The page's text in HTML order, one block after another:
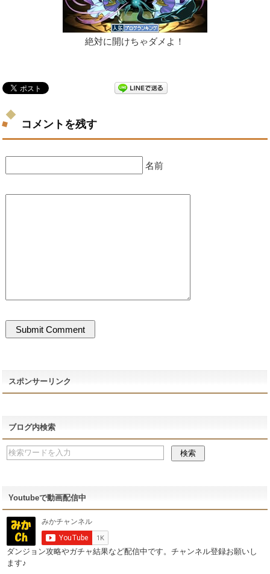
絶対に開けちゃダメよ！
コメントを残す
名前
スポンサーリンク
ブログ内検索
Youtubeで動画配信中
ダンジョン攻略やガチャ結果など配信中です。チャンネル登録お願いし
ます♪